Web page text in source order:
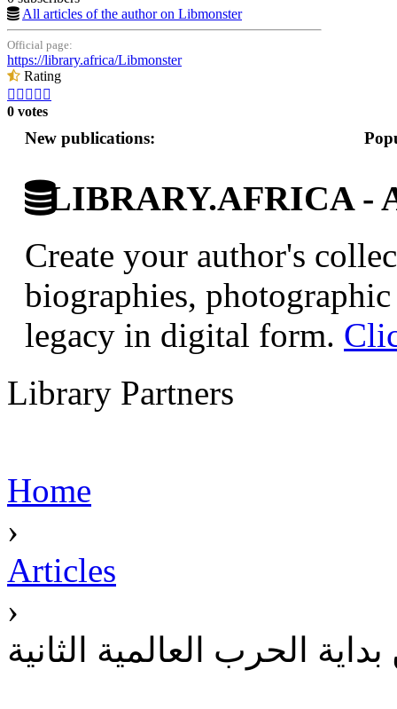
All articles of the author on Libmonster
Official page:
https://library.africa/Libmonster
Rating
    
0 votes
New publications:
LIBRARY.AFRICA -
Create your author's
biographies,
legacy in digital form.
Library Partners
Home
›
Articles
›
الحرب العالمية الثانية